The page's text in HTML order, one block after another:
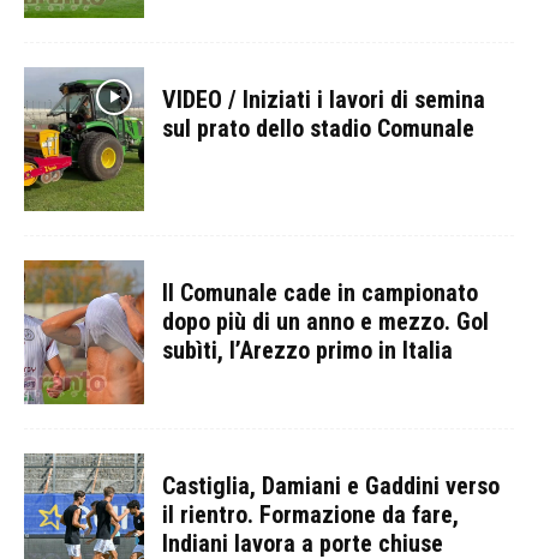
VIDEO / Iniziati i lavori di semina
sul prato dello stadio Comunale
Il Comunale cade in campionato
dopo più di un anno e mezzo. Gol
subìti, l’Arezzo primo in Italia
Castiglia, Damiani e Gaddini verso
il rientro. Formazione da fare,
Indiani lavora a porte chiuse